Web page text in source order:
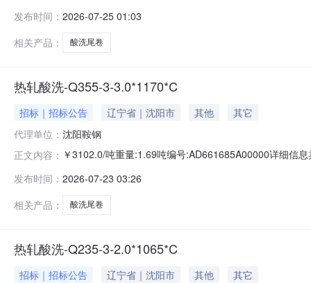
产线名称:冷轧1#线锌层重量代码描述:上表面锌层重量
发布时间： 2026-07-25 01:03
相关产品：
酸洗尾卷
热轧酸洗-Q355-3-3.0*1170*C
招标｜招标公告 辽宁省｜沈阳市 其他
其它
代理单位： 沈阳鞍钢
正文内容： ￥3102.0/吨重量:1.69吨编号:AD661685A00000详细信
求产线名称:冷轧1#线锌层重量代码描述:上表面锌层重量
发布时间： 2026-07-23 03:26
相关产品：
酸洗尾卷
热轧酸洗-Q235-3-2.0*1065*C
招标｜招标公告 辽宁省｜沈阳市 其他
其它